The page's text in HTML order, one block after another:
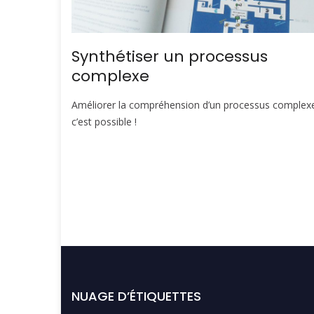
Synthétiser un processus
complexe
Améliorer la compréhension d’un processus
c’est possible !
NUAGE D’ÉTIQUETTES